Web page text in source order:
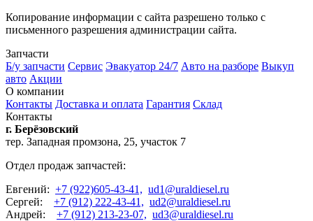
Копирование информации с сайта разрешено только с
письменного разрешения администрации сайта.
Запчасти
Б/у запчасти Сервис Эвакуатор 24/7 Авто на разборе Выкуп
авто Акции
О компании
Контакты Доставка и оплата Гарантия Склад
Контакты
г. Берёзовский
тер. Западная промзона, 25, участок 7
Отдел продаж запчастей:
Евгений: +7 (922)605-43-41, ud1@uraldiesel.ru
Сергей: +7 (912) 222-43-41, ud2@uraldiesel.ru
Андрей: +7 (912) 213-23-07, ud3@uraldiesel.ru